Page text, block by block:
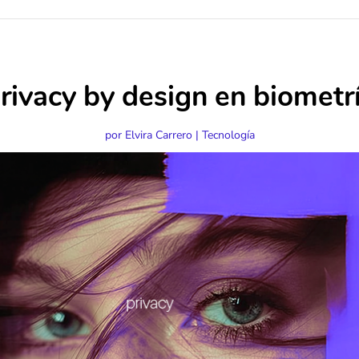
by design en
por Elvira Carrero| Tecnología